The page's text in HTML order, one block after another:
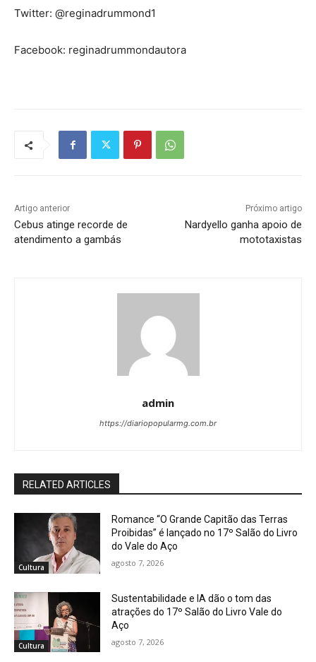
Twitter: @reginadrummond1
Facebook: reginadrummondautora
Artigo anterior
Cebus atinge recorde de
atendimento a gambás
Próximo artigo
Nardyello ganha apoio de
mototaxistas
admin
https://diariopopularmg.com.br
RELATED ARTICLES
Cultura
Romance “O Grande Capitão das Terras
Proibidas” é lançado no 17º Salão do Livro
do Vale do Aço
agosto 7, 2026
Cultura
Sustentabilidade e IA dão o tom das
atrações do 17º Salão do Livro Vale do
Aço
agosto 7, 2026